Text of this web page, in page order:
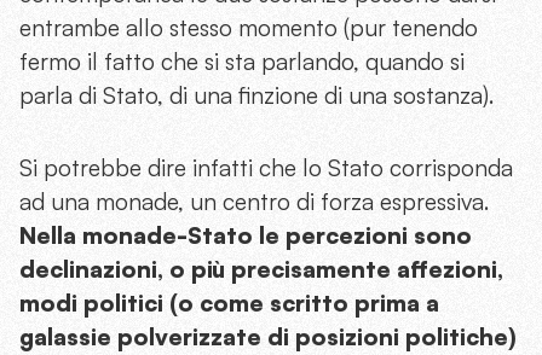
entrambe allo stesso momento (pur tenendo
fermo il fatto che si sta parlando, quando si
parla di Stato, di una finzione di una sostanza).
Si potrebbe dire infatti che lo Stato corrisponda
ad una monade, un centro di forza espressiva.
Nella monade-Stato le percezioni sono
declinazioni, o più precisamente affezioni,
modi politici (o come scritto prima a
galassie polverizzate di posizioni politiche)